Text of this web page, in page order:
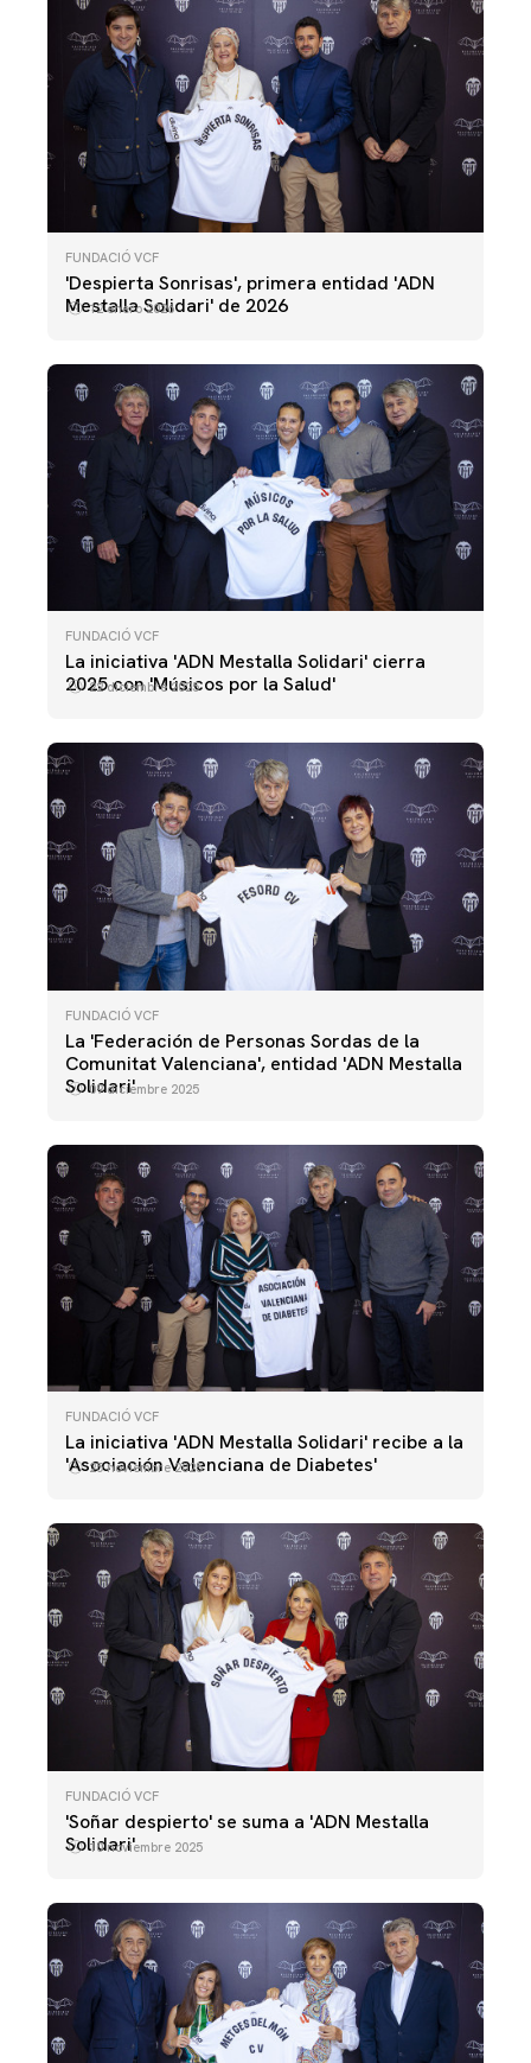
FUNDACIÓ VCF
'Despierta Sonrisas', primera entidad 'ADN
Mestalla Solidari' de 2026
12 enero 2026
FUNDACIÓ VCF
La iniciativa 'ADN Mestalla Solidari' cierra
2025 con 'Músicos por la Salud'
22 diciembre 2025
FUNDACIÓ VCF
La 'Federación de Personas Sordas de la
Comunitat Valenciana', entidad 'ADN Mestalla
Solidari'
09 diciembre 2025
FUNDACIÓ VCF
La iniciativa 'ADN Mestalla Solidari' recibe a la
'Asociación Valenciana de Diabetes'
25 noviembre 2025
FUNDACIÓ VCF
'Soñar despierto' se suma a 'ADN Mestalla
Solidari'
10 noviembre 2025